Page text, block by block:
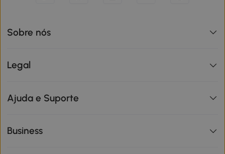
Sobre nós
Legal
Ajuda e Suporte
Business